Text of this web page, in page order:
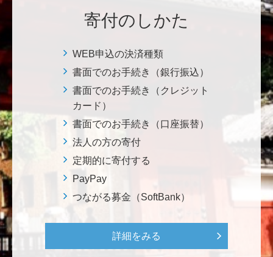
す。募金することにより、私自身も参加しているよう
プロジェクト>
株式会社Ｌｅｇａｌｓｃａｐｅ
当社は、IS・CSで学んだ知見を法領域に応用するとこ
ろから始まりました。この社会でますますコンピュー
タ科学の力が発揮されるよう祈念して、支援いたしま
す。 <コンピュータサイエンス教育支援基金>
世界に貢献を！
寄付のしかた
WEB申込の決済種類
書面でのお手続き（銀行振込）
書面でのお手続き（クレジット
カード）
書面でのお手続き（口座振替）
法人の方の寄付
定期的に寄付する
PayPay
つながる募金（SoftBank）
詳細をみる